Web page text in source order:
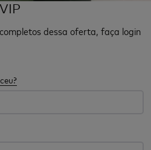
dessa oferta, faça login